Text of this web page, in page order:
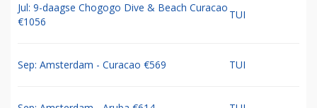
Jul: 9-daagse Chogogo Dive & Beach Curacao
€1056
TUI
Sep: Amsterdam - Curacao €569 TUI